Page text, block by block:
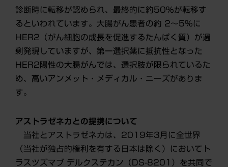
診断時に転移が認められ、最終的に約50%が転移す
るといわれています。大腸がん患者の約 2～5%に
HER2（がん細胞の成長を促進するたんぱく質）が過
剰発現していますが、第一選択薬に抵抗性となった
HER2陽性の大腸がんでは、選択肢が限られているた
め、高いアンメット・メディカル・ニーズがありま
す。
アストラゼネカとの提携について
当社とアストラゼネカは、2019年3月に全世界
（当社が独占的権利を有する日本は除く）においてト
ラスツズマブ デルクステカン（DS-8201）を共同で